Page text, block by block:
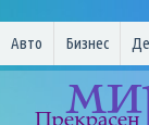
Авто Бизнес